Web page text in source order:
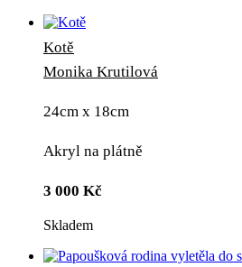
Kotě
Monika Krutilová
24cm x 18cm
Akryl na plátně
3 000 Kč
Skladem